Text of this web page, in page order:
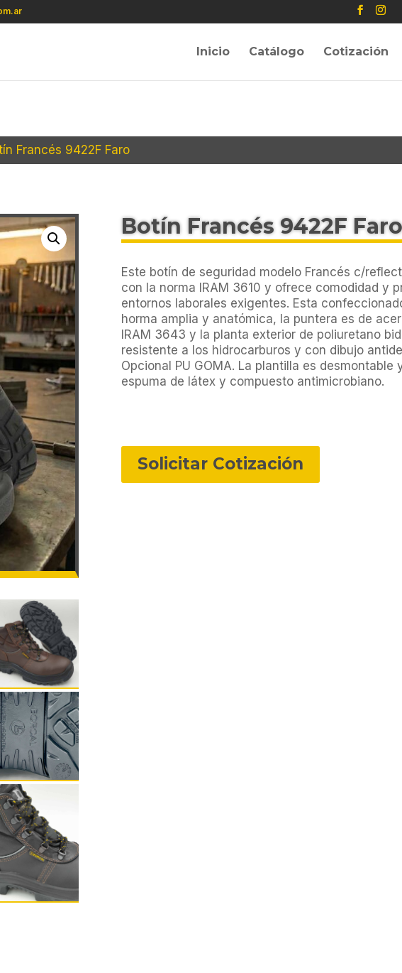
Inicio Catálogo Cotización
Francés 9422F Faro
Botín Francés 9422F Faro
Este botín de seguridad modelo Francés c/
con la norma IRAM 3610 y ofrece comodidad y
entornos laborales exigentes. Esta
horma amplia y anatómica, la puntera es de
IRAM 3643 y la planta exterior de poliuretano
resistente a los hidrocarburos y con dibujo
Opcional PU GOMA. La plantilla es desmontable
espuma de látex y compuesto antimicrobiano.
Solicitar Cotización